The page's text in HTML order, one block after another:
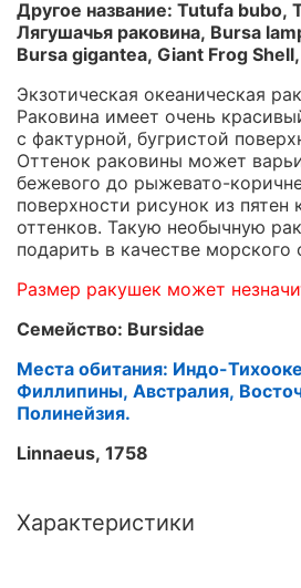
Другое название: Tutufa bubo,
Лягушачья раковина, Bursa
Bursa gigantea, Giant Frog Shell,
Экзотическая океаническая
Раковина имеет очень
с фактурной, бугристой
Оттенок раковины может
бежевого до рыжевато-
поверхности рисунок из пятен
оттенков. Такую необычную
подарить в качестве морского
Размер ракушек может
Семейство: Bursidae
Места обитания: Индо-
Филлипины, Австралия, Восточная Африка и
Полинейзия.
Linnaeus, 1758
Характеристики